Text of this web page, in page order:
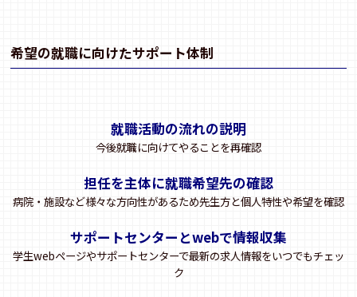
希望の就職に向けたサポート体制
就職活動の流れの説明
今後就職に向けてやることを再確認
担任を主体に就職希望先の確認
病院・施設など様々な方向性があるため先生方と個人特性や希望を確認
サポートセンターとwebで情報収集
学生webページやサポートセンターで最新の求人情報をいつでもチェッ
ク